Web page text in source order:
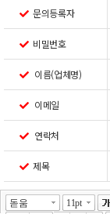
문의등록자
비밀번호
이름(업체명)
이메일
연락처
제목
돋움 11pt